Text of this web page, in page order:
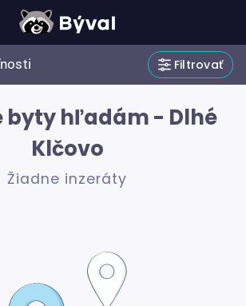
Filtrovať
byty hľadám - Dlhé
Klčovo
Žiadne inzeráty